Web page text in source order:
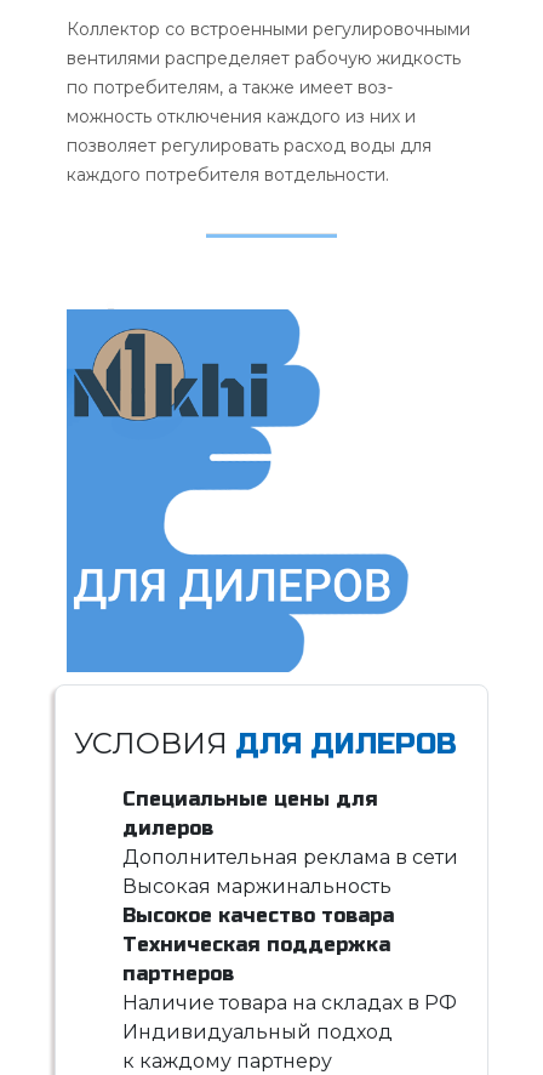
Коллектор со встроенными регулировочными
вентилями распределяет рабочую жидкость
по потребителям, а также имеет воз-
можность отключения каждого из них и
позволяет регулировать расход воды для
каждого потребителя вотдельности.
УСЛОВИЯ ДЛЯ ДИЛЕРОВ
Специальные цены для
дилеров
Дополнительная реклама в сети
Высокая маржинальность
Высокое качество товара
Техническая поддержка
партнеров
Наличие товара на складах в РФ
Индивидуальный подход
к каждому партнеру